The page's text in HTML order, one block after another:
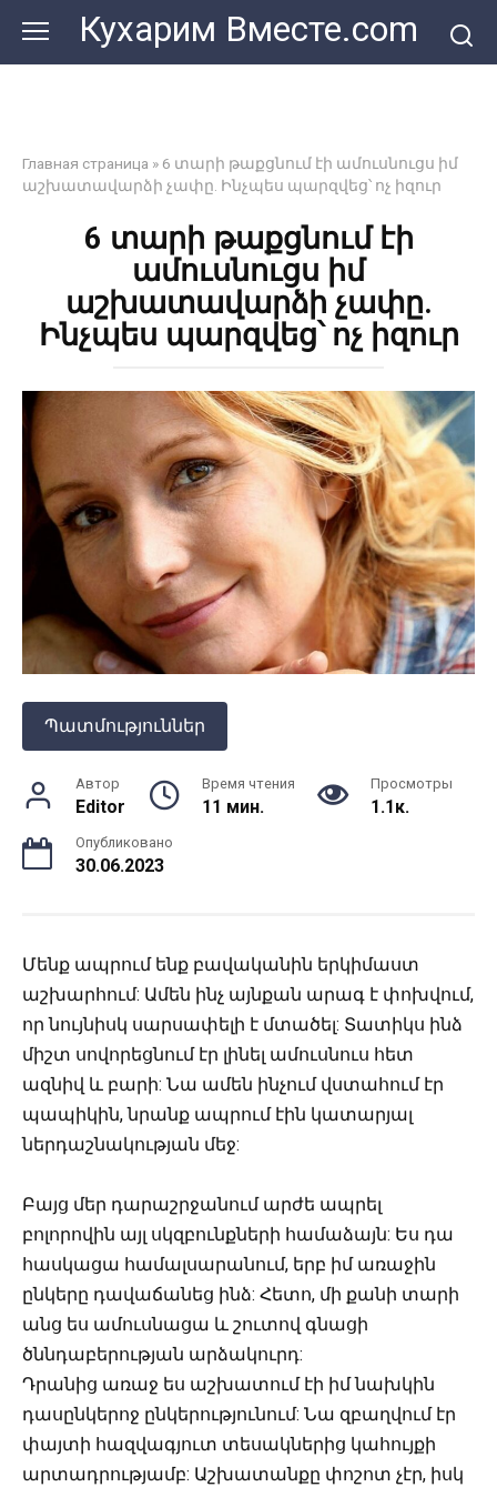
контенту
Кухарим Вместе.com
Главная страница » 6 տարի թաքցնում էի ամուսնուցս իմ
աշխատավարձի չափը. Ինչպես պարզվեց՝ ոչ իզուր
6 տարի թաքցնում էի
ամուսնուցս իմ
աշխատավարձի չափը.
Ինչպես պարզվեց՝ ոչ իզուր
Պատմություններ
Автор
Editor
Время чтения
11 мин.
Просмотры
1.1к.
Опубликовано
30.06.2023
Մենք ապրում ենք բավականին երկիմաստ
աշխարհում: Ամեն ինչ այնքան արագ է փոխվում,
որ նույնիսկ սարսափելի է մտածել: Տատիկս ինձ
միշտ սովորեցնում էր լինել ամուսնուս հետ
ազնիվ և բարի: Նա ամեն ինչում վստահում էր
պապիկին, նրանք ապրում էին կատարյալ
ներդաշնակության մեջ:
Բայց մեր դարաշրջանում արժե ապրել
բոլորովին այլ սկզբունքների համաձայն: Ես դա
հասկացա համալսարանում, երբ իմ առաջին
ընկերը դավաճանեց ինձ: Հետո, մի քանի տարի
անց ես ամուսնացա և շուտով գնացի
ծննդաբերության արձակուրդ:
Դրանից առաջ ես աշխատում էի իմ նախկին
դասընկերոջ ընկերությունում: Նա զբաղվում էր
փայտի հազվագյուտ տեսակներից կահույքի
արտադրությամբ: Աշխատանքը փոշոտ չէր, իսկ